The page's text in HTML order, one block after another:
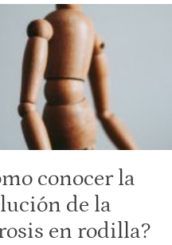
conocer la
de la
en rodilla?